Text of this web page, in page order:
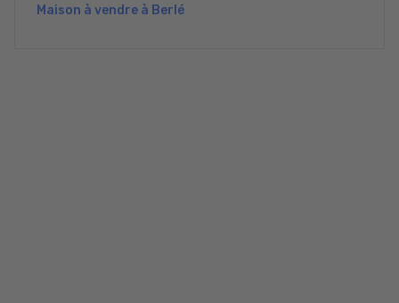
Maison à vendre à Berlé